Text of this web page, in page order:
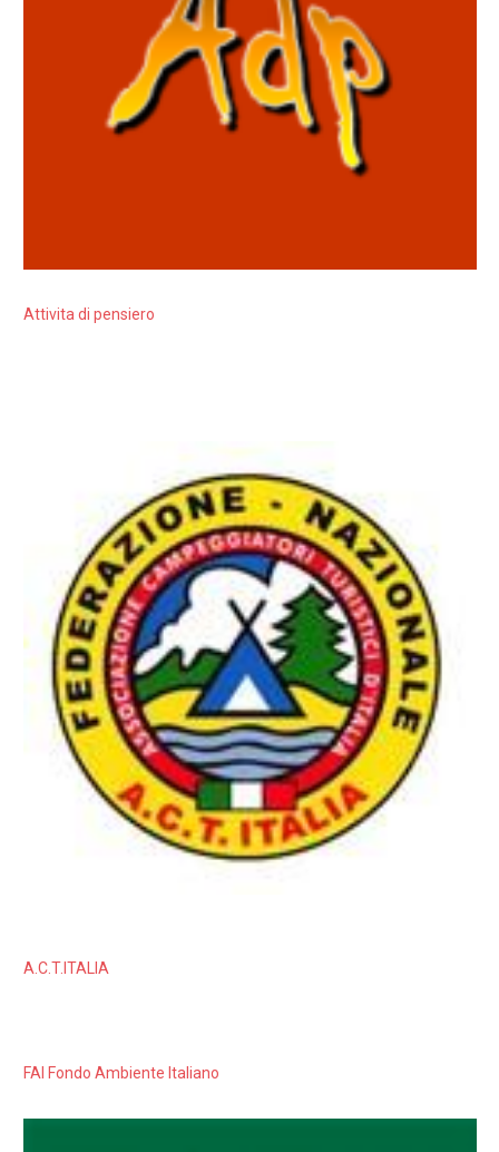
Attivita di pensiero
A.C.T.ITALIA
FAI Fondo Ambiente Italiano